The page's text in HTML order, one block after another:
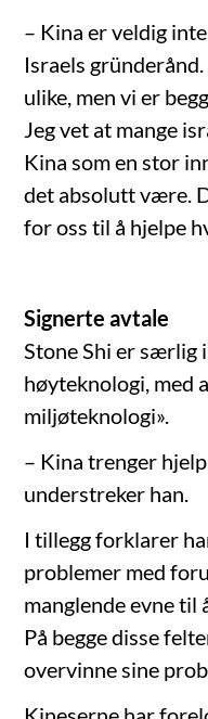
– Kina er veldig
Israels
ulike, men vi er
Jeg vet at mange
Kina som en stor
det absolutt være.
for oss til å hjelpe
Signerte avtale
Stone Shi er særlig
høyteknologi, med
miljøteknologi».
– Kina trenger
understreker han.
I tillegg forklarer
problemer med
manglende evne til
På begge disse
overvinne sine